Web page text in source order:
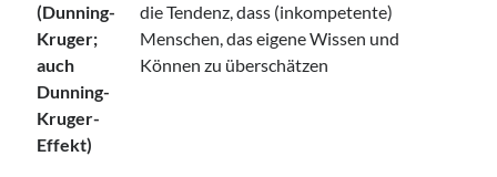
(Dunning-
Kruger;
auch
Dunning-
Kruger-
Effekt)
die Tendenz, dass (inkompetente)
Menschen, das eigene Wissen und
Können zu überschätzen